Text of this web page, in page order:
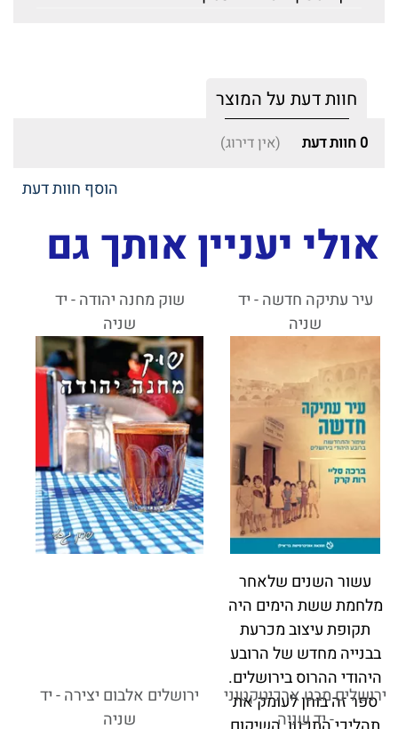
חוות דעת על המוצר
0 חוות דעת (אין דירוג)
הוסף חוות דעת
אולי יעניין אותך גם
עיר עתיקה חדשה - יד
שניה
עשור השנים שלאחר
מלחמת ששת הימים היה
תקופת עיצוב מכרעת
בבנייה מחדש של הרובע
היהודי ההרוס בירושלים.
ספר זה בוחן לעומק את
שוק מחנה יהודה - יד
שניה
ירושלים מבט ארכיטקטוני
- יד שניה
ירושלים אלבום יצירה - יד
שניה